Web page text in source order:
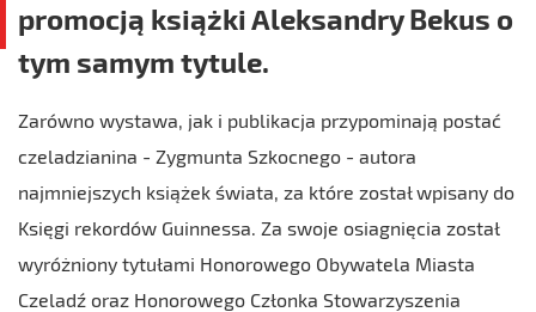
promocją książki Aleksandry Bekus o
tym samym tytule.
Zarówno wystawa, jak i publikacja przypominają postać
czeladzianina - Zygmunta Szkocnego - autora
najmniejszych książek świata, za które został wpisany do
Księgi rekordów Guinnessa. Za swoje osiagnięcia został
wyróżniony tytułami Honorowego Obywatela Miasta
Czeladź oraz Honorowego Członka Stowarzyszenia